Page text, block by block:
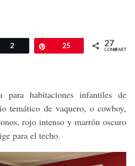
Twittear
2 25 27
COMPARTIR
para habitaciones infantiles de
temático de vaquero, o cowboy,
rojo intenso y marrón oscuro
para el techo.